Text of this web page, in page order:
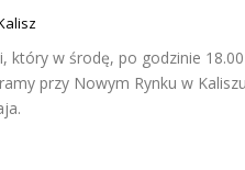
który w środę, po godzinie
przy Nowym Rynku w